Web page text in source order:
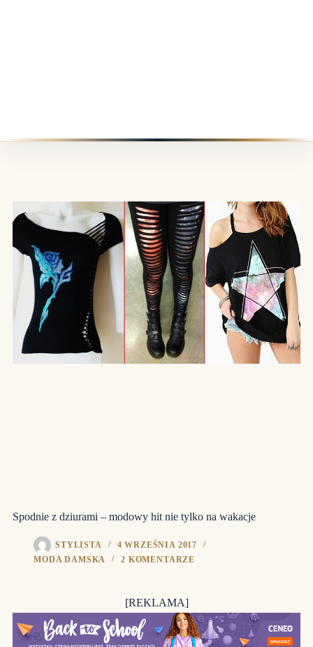
Spodnie z dziurami – modowy hit nie tylko na wakacje
STYLISTA
4 WRZEŚNIA 2017
MODA DAMSKA
2 KOMENTARZE
[REKLAMA]